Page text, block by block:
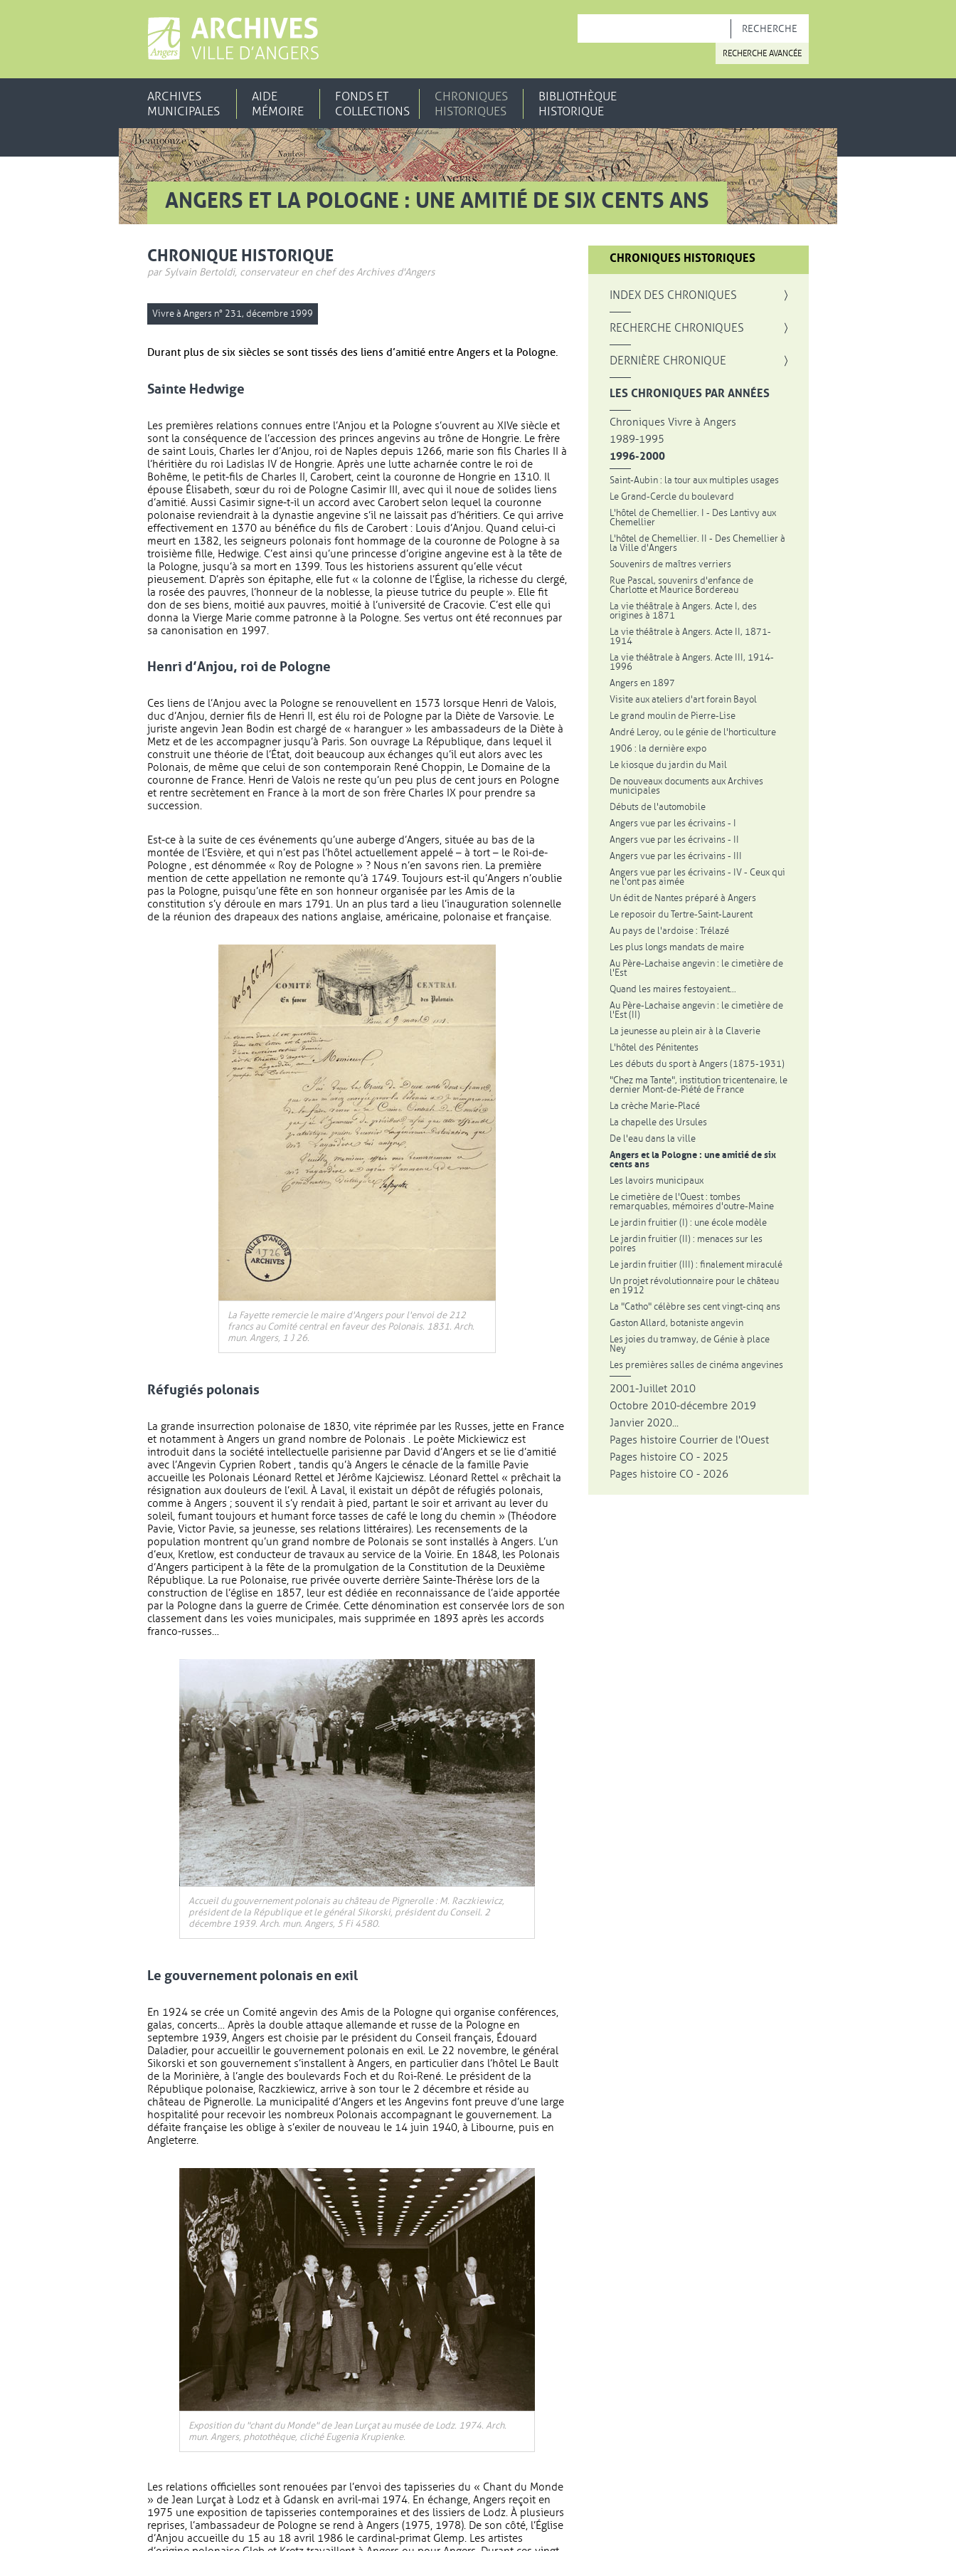
RECHERCHE AVANCÉE
ARCHIVES
MUNICIPALES
AIDE
MÉMOIRE
FONDS ET
COLLECTIONS
CHRONIQUES
HISTORIQUES
BIBLIOTHÈQUE
HISTORIQUE
ANGERS ET LA POLOGNE : UNE AMITIÉ DE SIX CENTS ANS
CHRONIQUE HISTORIQUE
par Sylvain Bertoldi, conservateur en chef des Archives d'Angers
Vivre à Angers n° 231, décembre 1999
Durant plus de six siècles se sont tissés des liens d’amitié entre Angers et la Pologne.
Sainte Hedwige
Les premières relations connues entre l’Anjou et la Pologne s’ouvrent au XIVe siècle et
sont la conséquence de l’accession des princes angevins au trône de Hongrie. Le frère
de saint Louis, Charles Ier d’Anjou, roi de Naples depuis 1266, marie son fils Charles II à
l’héritière du roi Ladislas IV de Hongrie. Après une lutte acharnée contre le roi de
Bohême, le petit-fils de Charles II, Carobert, ceint la couronne de Hongrie en 1310. Il
épouse Élisabeth, sœur du roi de Pologne Casimir III, avec qui il noue de solides liens
d’amitié. Aussi Casimir signe-t-il un accord avec Carobert selon lequel la couronne
polonaise reviendrait à la dynastie angevine s’il ne laissait pas d’héritiers. Ce qui arrive
effectivement en 1370 au bénéfice du fils de Carobert : Louis d’Anjou. Quand celui-ci
meurt en 1382, les seigneurs polonais font hommage de la couronne de Pologne à sa
troisième fille, Hedwige. C’est ainsi qu’une princesse d’origine angevine est à la tête de
la Pologne, jusqu’à sa mort en 1399. Tous les historiens assurent qu’elle vécut
pieusement. D’après son épitaphe, elle fut « la colonne de l’Église, la richesse du clergé,
la rosée des pauvres, l’honneur de la noblesse, la pieuse tutrice du peuple ». Elle fit
don de ses biens, moitié aux pauvres, moitié à l’université de Cracovie. C’est elle qui
donna la Vierge Marie comme patronne à la Pologne. Ses vertus ont été reconnues par
sa canonisation en 1997.
Henri d’Anjou, roi de Pologne
Ces liens de l’Anjou avec la Pologne se renouvellent en 1573 lorsque Henri de Valois,
duc d’Anjou, dernier fils de Henri II, est élu roi de Pologne par la Diète de Varsovie. Le
juriste angevin Jean Bodin est chargé de « haranguer » les ambassadeurs de la Diète à
Metz et de les accompagner jusqu’à Paris. Son ouvrage La République, dans lequel il
construit une théorie de l’État, doit beaucoup aux échanges qu’il eut alors avec les
Polonais, de même que celui de son contemporain René Choppin, Le Domaine de la
couronne de France. Henri de Valois ne reste qu’un peu plus de cent jours en Pologne
et rentre secrètement en France à la mort de son frère Charles IX pour prendre sa
succession.
Est-ce à la suite de ces événements qu’une auberge d’Angers, située au bas de la
montée de l’Esvière, et qui n’est pas l’hôtel actuellement appelé – à tort – le Roi-de-
Pologne , est dénommée « Roy de Pologne » ? Nous n’en savons rien. La première
mention de cette appellation ne remonte qu’à 1749. Toujours est-il qu’Angers n’oublie
pas la Pologne, puisqu’une fête en son honneur organisée par les Amis de la
constitution s’y déroule en mars 1791. Un an plus tard a lieu l’inauguration solennelle
de la réunion des drapeaux des nations anglaise, américaine, polonaise et française.
La Fayette remercie le maire d'Angers pour l'envoi de 212
francs au Comité central en faveur des Polonais. 1831. Arch.
mun. Angers, 1 J 26.
Réfugiés polonais
La grande insurrection polonaise de 1830, vite réprimée par les Russes, jette en France
et notamment à Angers un grand nombre de Polonais . Le poète Mickiewicz est
introduit dans la société intellectuelle parisienne par David d’Angers et se lie d’amitié
avec l’Angevin Cyprien Robert , tandis qu’à Angers le cénacle de la famille Pavie
accueille les Polonais Léonard Rettel et Jérôme Kajciewisz. Léonard Rettel « prêchait la
résignation aux douleurs de l’exil. À Laval, il existait un dépôt de réfugiés polonais,
comme à Angers ; souvent il s’y rendait à pied, partant le soir et arrivant au lever du
soleil, fumant toujours et humant force tasses de café le long du chemin » (Théodore
Pavie, Victor Pavie, sa jeunesse, ses relations littéraires). Les recensements de la
population montrent qu’un grand nombre de Polonais se sont installés à Angers. L’un
d’eux, Kretlow, est conducteur de travaux au service de la Voirie. En 1848, les Polonais
d’Angers participent à la fête de la promulgation de la Constitution de la Deuxième
République. La rue Polonaise, rue privée ouverte derrière Sainte-Thérèse lors de la
construction de l’église en 1857, leur est dédiée en reconnaissance de l’aide apportée
par la Pologne dans la guerre de Crimée. Cette dénomination est conservée lors de son
classement dans les voies municipales, mais supprimée en 1893 après les accords
franco-russes…
Accueil du gouvernement polonais au château de Pignerolle : M. Raczkiewicz,
président de la République et le général Sikorski, président du Conseil. 2
décembre 1939. Arch. mun. Angers, 5 Fi 4580.
Le gouvernement polonais en exil
En 1924 se crée un Comité angevin des Amis de la Pologne qui organise conférences,
galas, concerts… Après la double attaque allemande et russe de la Pologne en
septembre 1939, Angers est choisie par le président du Conseil français, Édouard
Daladier, pour accueillir le gouvernement polonais en exil. Le 22 novembre, le général
Sikorski et son gouvernement s’installent à Angers, en particulier dans l’hôtel Le Bault
de la Morinière, à l’angle des boulevards Foch et du Roi-René. Le président de la
République polonaise, Raczkiewicz, arrive à son tour le 2 décembre et réside au
château de Pignerolle. La municipalité d’Angers et les Angevins font preuve d’une large
hospitalité pour recevoir les nombreux Polonais accompagnant le gouvernement. La
défaite française les oblige à s’exiler de nouveau le 14 juin 1940, à Libourne, puis en
Angleterre.
Exposition du "chant du Monde" de Jean Lurçat au musée de Lodz. 1974. Arch.
mun. Angers, photothèque, cliché Eugenia Krupienke.
Les relations officielles sont renouées par l’envoi des tapisseries du « Chant du Monde
» de Jean Lurçat à Lodz et à Gdansk en avril-mai 1974. En échange, Angers reçoit en
1975 une exposition de tapisseries contemporaines et des lissiers de Lodz. À plusieurs
reprises, l’ambassadeur de Pologne se rend à Angers (1975, 1978). De son côté, l’Église
d’Anjou accueille du 15 au 18 avril 1986 le cardinal-primat Glemp. Les artistes
CHRONIQUES HISTORIQUES
INDEX DES CHRONIQUES
RECHERCHE CHRONIQUES , OUVRE UNE NOUVELLE FENÊTRE
DERNIÈRE CHRONIQUE
LES CHRONIQUES PAR ANNÉES
Chroniques Vivre à Angers
1989-1995
1996-2000
Saint-Aubin : la tour aux multiples usages
Le Grand-Cercle du boulevard
L'hôtel de Chemellier. I - Des Lantivy aux
Chemellier
L'hôtel de Chemellier. II - Des Chemellier à
la Ville d'Angers
Souvenirs de maîtres verriers
Rue Pascal, souvenirs d'enfance de
Charlotte et Maurice Bordereau
La vie théâtrale à Angers. Acte I, des
origines à 1871
La vie théâtrale à Angers. Acte II, 1871-
1914
La vie théâtrale à Angers. Acte III, 1914-
1996
Angers en 1897
Visite aux ateliers d'art forain Bayol
Le grand moulin de Pierre-Lise
André Leroy, ou le génie de l'horticulture
1906 : la dernière expo
Le kiosque du jardin du Mail
De nouveaux documents aux Archives
municipales
Débuts de l'automobile
Angers vue par les écrivains - I
Angers vue par les écrivains - II
Angers vue par les écrivains - III
Angers vue par les écrivains - IV - Ceux qui
ne l'ont pas aimée
Un édit de Nantes préparé à Angers
Le reposoir du Tertre-Saint-Laurent
Au pays de l'ardoise : Trélazé
Les plus longs mandats de maire
Au Père-Lachaise angevin : le cimetière de
l'Est
Quand les maires festoyaient...
Au Père-Lachaise angevin : le cimetière de
l'Est (II)
La jeunesse au plein air à la Claverie
L'hôtel des Pénitentes
Les débuts du sport à Angers (1875-1931)
"Chez ma Tante", institution tricentenaire, le
dernier Mont-de-Piété de France
La crèche Marie-Placé
La chapelle des Ursules
De l'eau dans la ville
Angers et la Pologne : une amitié de six
cents ans
Les lavoirs municipaux
Le cimetière de l'Ouest : tombes
remarquables, mémoires d'outre-Maine
Le jardin fruitier (I) : une école modèle
Le jardin fruitier (II) : menaces sur les
poires
Le jardin fruitier (III) : finalement miraculé
Un projet révolutionnaire pour le château
en 1912
La "Catho" célèbre ses cent vingt-cinq ans
Gaston Allard, botaniste angevin
Les joies du tramway, de Génie à place
Ney
Les premières salles de cinéma angevines
2001-Juillet 2010
Octobre 2010-décembre 2019
Janvier 2020...
Pages histoire Courrier de l'Ouest
Pages histoire CO - 2025
Pages histoire CO - 2026